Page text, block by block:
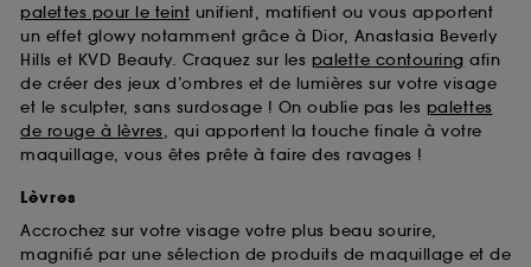
palettes pour le teint unifient, matifient ou vous apportent
un effet glowy notamment grâce à Dior, Anastasia Beverly
Hills et KVD Beauty. Craquez sur les palette contouring afin
de créer des jeux d’ombres et de lumières sur votre visage
et le sculpter, sans surdosage ! On oublie pas les palettes
de rouge à lèvres, qui apportent la touche finale à votre
maquillage, vous êtes prête à faire des ravages !
Lèvres
Accrochez sur votre visage votre plus beau sourire,
magnifié par une sélection de produits de maquillage et de